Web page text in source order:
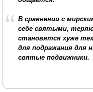
В сравнении с
себе святыми,
становятся хуже
для подражания для
святые подвижники.